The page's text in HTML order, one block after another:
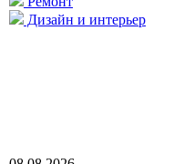
Дизайн и интерьер